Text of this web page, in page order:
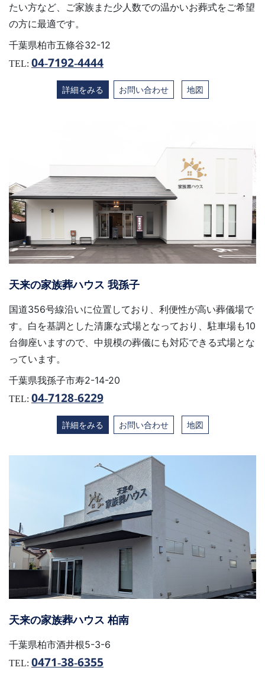
たい方など、ご家族また少人数での温かいお葬式をご希望
の方に最適です。
千葉県柏市五條谷32-12
TEL: 04-7192-4444
詳細をみる お問い合わせ 地図
天来の家族葬ハウス 我孫子
国道356号線沿いに位置しており、利便性が高い葬儀場で
す。白を基調とした清廉な式場となっており、駐車場も10
台御座いますので、中規模の葬儀にも対応できる式場とな
っています。
千葉県我孫子市寿2-14-20
TEL: 04-7128-6229
詳細をみる お問い合わせ 地図
天来の家族葬ハウス 柏南
千葉県柏市酒井根5-3-6
TEL: 0471-38-6355